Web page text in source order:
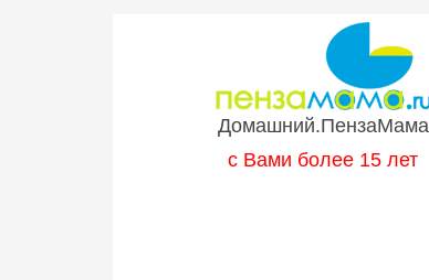
Домашний.ПензаМама
с Вами более 15 лет